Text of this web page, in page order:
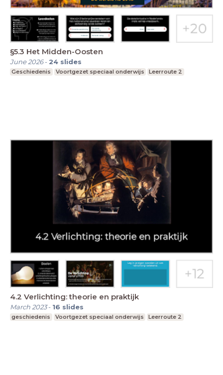
§5.3 Het Midden-Oosten
June 2026- 24 slides
Geschiedenis Voortgezet speciaal onderwijs Leerroute 2
4.2 Verlichting: theorie en praktijk
March 2023- 16 slides
geschiedenis Voortgezet speciaal onderwijs Leerroute 2